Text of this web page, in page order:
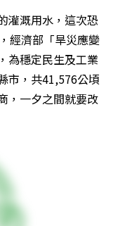
灌溉用水，這次恐
經濟部「旱災應變
為穩定民生及工業
市，共41,576公頃
，一夕之間就要改